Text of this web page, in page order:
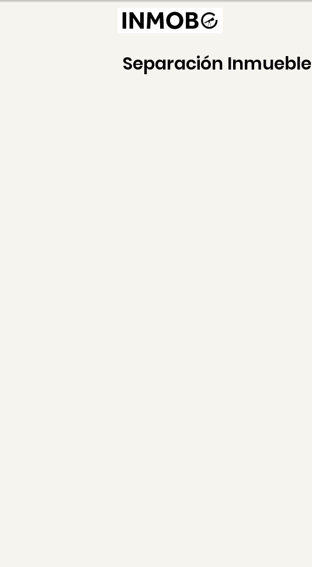
Separación Inmueble